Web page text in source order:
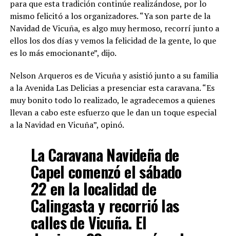
para que esta tradición continúe realizándose, por lo
mismo felicitó a los organizadores. “Ya son parte de la
Navidad de Vicuña, es algo muy hermoso, recorrí junto a
ellos los dos días y vemos la felicidad de la gente, lo que
es lo más emocionante”, dijo.
Nelson Arqueros es de Vicuña y asistió junto a su familia
a la Avenida Las Delicias a presenciar esta caravana. “Es
muy bonito todo lo realizado, le agradecemos a quienes
llevan a cabo este esfuerzo que le dan un toque especial
a la Navidad en Vicuña”, opinó.
La Caravana Navideña de
Capel comenzó el sábado
22 en la localidad de
Calingasta y recorrió las
calles de Vicuña. El